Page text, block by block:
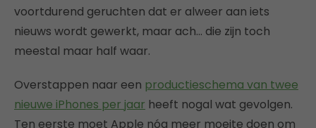
voortdurend geruchten dat er alweer aan iets
nieuws wordt gewerkt, maar ach… die zijn toch
meestal maar half waar.
Overstappen naar een productieschema van twee
nieuwe iPhones per jaar heeft nogal wat gevolgen.
Ten eerste moet Apple nóg meer moeite doen om